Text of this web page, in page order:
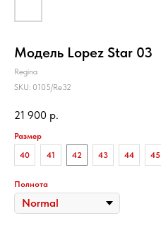
Модель Lopez Star 03
Regina
SKU: 0105/Re32
21 900 р.
Размер
40
41 42 43 44 45
Полнота